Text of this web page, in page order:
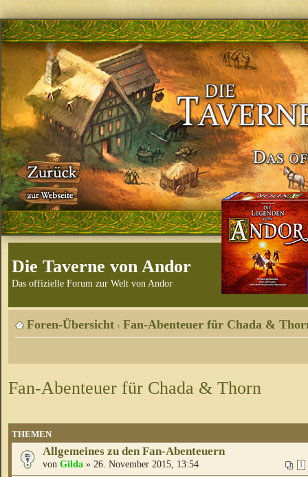
Die Taverne von Andor
Das offizielle Forum zur Welt von Andor
Foren-Übersicht ‹ Fan-Abenteuer für Chada &
Fan-Abenteuer für Chada & Thorn
THEMEN
Allgemeines zu den Fan-Abenteuern
1
von Gilda » 26. November 2015, 13:54